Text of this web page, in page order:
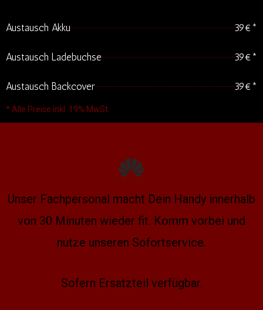
Austausch Akku 39€*
Austausch Ladebuchse 39€*
Austausch Backcover 39€*
* Alle Preise inkl. 19% MwSt.
Unser Fachpersonal macht Dein Handy innerhalb
von 30 Minuten wieder fit. Komm vorbei und
nutze unseren Sofortservice.
Sofern Ersatzteil verfügbar.